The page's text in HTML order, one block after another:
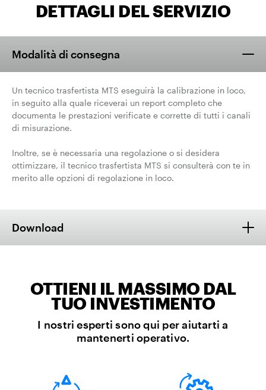
DETTAGLI DEL SERVIZIO
Modalità di consegna
Un tecnico trasfertista MTS eseguirà la calibrazione in loco,
in seguito alla quale riceverai un report completo che
documenta le prestazioni verificate e corrette di tutti i canali
di misurazione.
Inoltre, se è necessaria una regolazione o si desidera
ottimizzare, il tecnico trasfertista MTS si consulterà con te in
merito alle opzioni di regolazione in loco.
Download
OTTIENI IL MASSIMO DAL
TUO INVESTIMENTO
I nostri esperti sono qui per aiutarti a
mantenerti operativo.